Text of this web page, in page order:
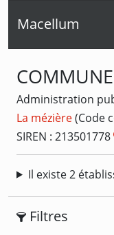
Macellum
Administration
La mézière(Code
SIREN : 213501778
Il existe 2
Filtres